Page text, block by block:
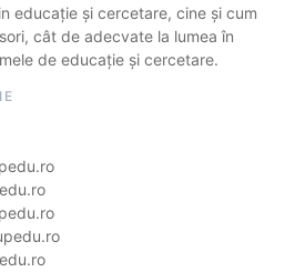
educație și cercetare, cine și cum
cât de adecvate la lumea în
de educație și cercetare.